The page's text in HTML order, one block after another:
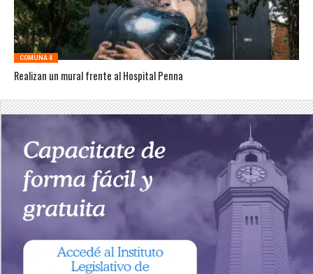
COMUNA 4
Realizan un mural frente al Hospital Penna